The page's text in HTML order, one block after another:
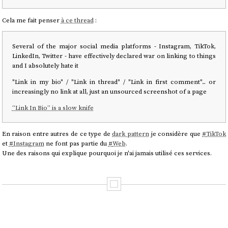
Cela me fait penserà ce thread:
Several of the major social media platforms - Instagram, TikTok,
LinkedIn, Twitter - have effectively declared war on linking to things
and I absolutely hate it
"Link in my bio" / "Link in thread" / "Link in first comment"... or
increasingly no link at all, just an unsourced screenshot of a page
“Link In Bio” is a slow knife
En raison entre autres de ce type dedark patternje considère que #TikTok
et #Instagramne font pas partie du #Web.
Une des raisons qui explique pourquoi je n'ai jamais utilisé ces services.